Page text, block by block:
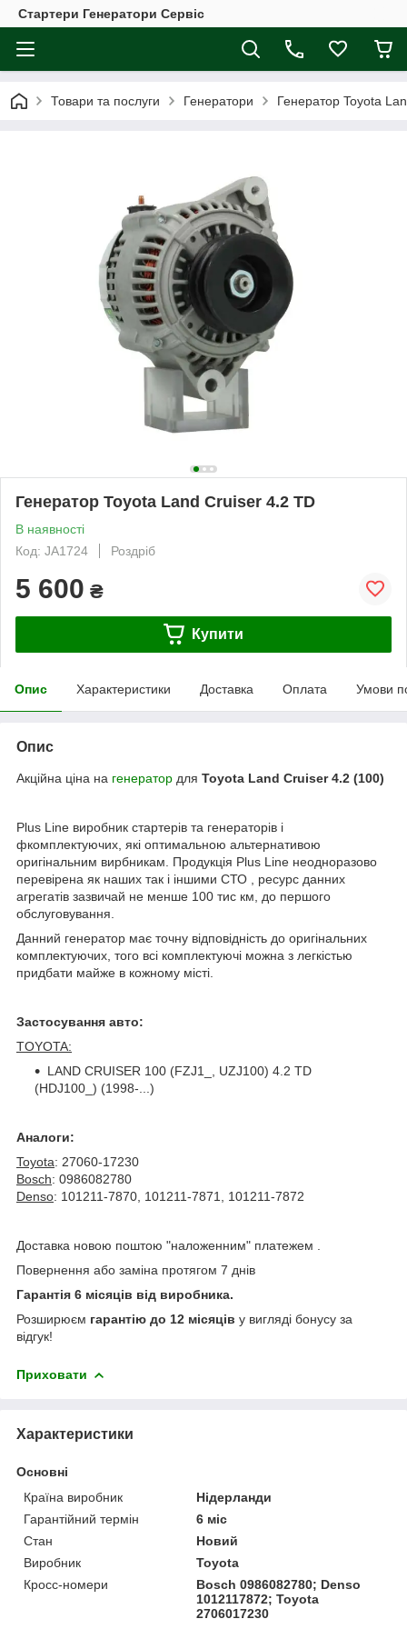
Стартери Генератори Сервіс
Товари та послуги Генератори Генератор Toyota
Генератор Toyota Land Cruiser 4.2 TD
В наявності
Код: JA1724
Роздріб
5 600 ₴
Купити
Опис Характеристики Доставка Оплата Умови
Опис
Акційна ціна на генератор для Toyota Land Cruiser 4.2 (100)
Plus Line виробник стартерів та генераторів і
фкомплектуючих, які оптимальною альтернативою
оригінальним вирбникам. Продукція Plus Line неодноразово
перевірена як наших так і іншими СТО , ресурс данних
агрегатів зазвичай не менше 100 тис км, до першого
обслуговування.
Данний генератор має точну відповідність до оригінальних
комплектуючих, того всі комплектуючі можна з легкістью
придбати майже в кожному місті.
Застосування авто:
TOYOTA:
LAND CRUISER 100 (FZJ1_, UZJ100) 4.2 TD
(HDJ100_) (1998-...)
Аналоги:
Toyota: 27060-17230
Bosch: 0986082780
Denso: 101211-7870, 101211-7871, 101211-7872
Доставка новою поштою "наложенним" платежем .
Повернення або заміна протягом 7 днів
Гарантія 6 місяців від виробника.
Розширюєм гарантію до 12 місяців у вигляді бонусу за
відгук!
Приховати
Характеристики
Основні
Країна виробник
Нідерланди
Гарантійний термін
6 міс
Стан
Новий
Виробник
Toyota
Кросс-номери
Bosch 0986082780; Denso
1012117872; Toyota
2706017230